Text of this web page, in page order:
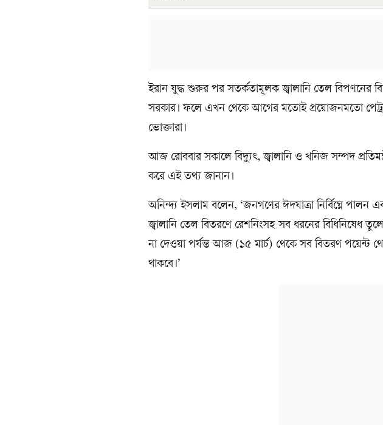
ইরান যুদ্ধ শুরুর পর সতর্কতামূলক জ্বালানি তেল বিপণনের
সরকার। ফলে এখন থেকে আগের মতোই প্রয়োজনমতো
ভোক্তারা।
আজ রোববার সকালে বিদ্যুৎ, জ্বালানি ও খনিজ সম্পদ
করে এই তথ্য জানান।
অনিন্দ্য ইসলাম বলেন, ‘জনগণের ঈদযাত্রা নির্বিঘ্নে
জ্বালানি তেল বিতরণে রেশনিংসহ সব ধরনের বিধিনিষেধ
না দেওয়া পর্যন্ত আজ (১৫ মার্চ) থেকে সব বিতরণ পয়েন্ট
থাকবে।’